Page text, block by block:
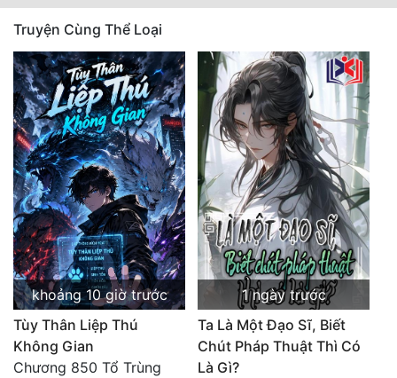
Truyện Cùng Thể Loại
khoảng 10 giờ trước
Tùy Thân Liệp Thú
Không Gian
Chương 850 Tổ Trùng
1 ngày trước
Ta Là Một Đạo Sĩ, Biết
Chút Pháp Thuật Thì Có
Là Gì?